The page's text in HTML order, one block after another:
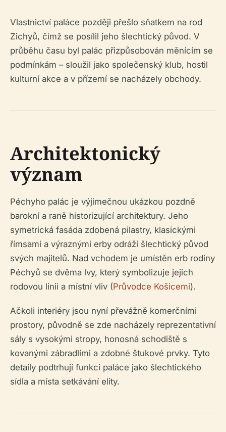
Vlastnictví paláce později přešlo sňatkem na rod
Zichyů, čímž se posílil jeho šlechtický původ. V
průběhu času byl palác přizpůsobován měnícím se
podmínkám – sloužil jako společenský klub, hostil
kulturní akce a v přízemí se nacházely obchody.
Architektonický
význam
Péchyho palác je výjimečnou ukázkou pozdně
barokní a raně historizující architektury. Jeho
symetrická fasáda zdobená pilastry, klasickými
římsami a výraznými erby odráží šlechtický původ
svých majitelů. Nad vchodem je umístěn erb rodiny
Péchyů se dvěma lvy, který symbolizuje jejich
rodovou linii a místní vliv (Průvodce Košicemi).
Ačkoli interiéry jsou nyní převážně komerčními
prostory, původně se zde nacházely reprezentativní
sály s vysokými stropy, honosná schodiště s
kovanými zábradlími a zdobné štukové prvky. Tyto
detaily podtrhují funkci paláce jako šlechtického
sídla a místa setkávání elity.